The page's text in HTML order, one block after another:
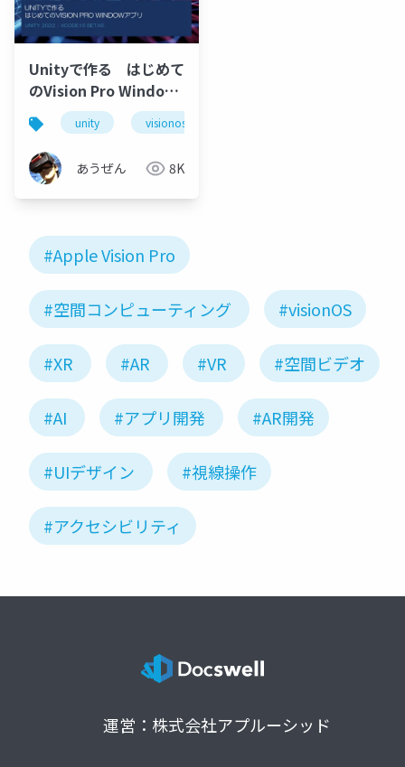
Unityで作る はじめて
のVision Pro Window
アプリunity visionos
あうぜん 8K
#Apple Vision Pro
#空間コンピューティング #visionOS
#XR #AR #VR #空間ビデオ
#AI #アプリ開発 #AR開発
#UIデザイン #視線操作
#アクセシビリティ
運営：株式会社アプルーシッド